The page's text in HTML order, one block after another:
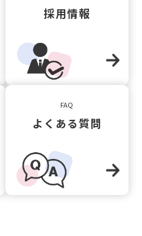
採用情報
FAQ
よくある質問